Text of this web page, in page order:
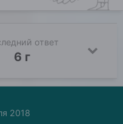
ответ
6 г
2018